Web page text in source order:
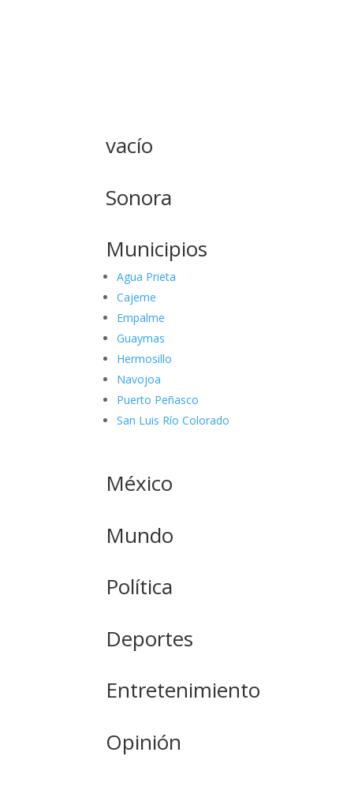
vacío
Sonora
Municipios
Agua Prieta
Cajeme
Empalme
Guaymas
Hermosillo
Navojoa
Puerto Peñasco
San Luis Río Colorado
México
Mundo
Política
Deportes
Entretenimiento
Opinión